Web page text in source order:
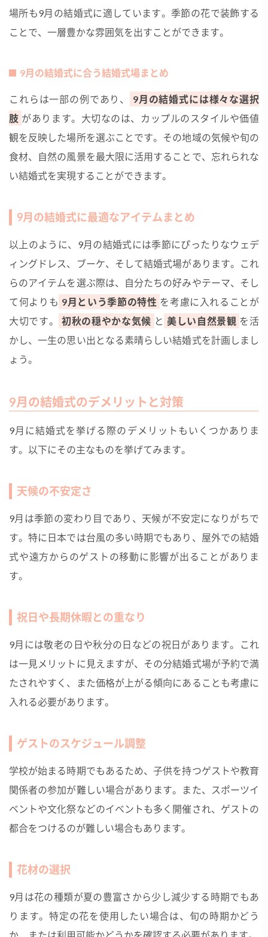
場所も9月の結婚式に適しています。季節の花で装飾する
ことで、一層豊かな雰囲気を出すことができます。
9月の結婚式に合う結婚式場まとめ
これらは一部の例であり、
9月の結婚式には様々な選択
肢 があります。大切なのは、カップルのスタイルや価値
観を反映した場所を選ぶことです。その地域の気候や旬の
食材、自然の風景を最大限に活用することで、忘れられな
い結婚式を実現することができます。
9月の結婚式に最適なアイテムまとめ
以上のように、9月の結婚式には季節にぴったりなウェデ
ィングドレス、ブーケ、そして結婚式場があります。これ
らのアイテムを選ぶ際は、自分たちの好みやテーマ、そし
て何よりも 9月という季節の特性 を考慮に入れることが
大切です。
初秋の穏やかな気候 と 美しい自然景観 を活
かし、一生の思い出となる素晴らしい結婚式を計画しまし
ょう。
9月の結婚式のデメリットと対策
9月に結婚式を挙げる際のデメリットもいくつかありま
す。以下にその主なものを挙げてみます。
天候の不安定さ
9月は季節の変わり目であり、天候が不安定になりがちで
す。特に日本では台風の多い時期でもあり、屋外での結婚
式や遠方からのゲストの移動に影響が出ることがありま
す。
祝日や長期休暇との重なり
9月には敬老の日や秋分の日などの祝日があります。これ
は一見メリットに見えますが、その分結婚式場が予約で満
たされやすく、また価格が上がる傾向にあることも考慮に
入れる必要があります。
ゲストのスケジュール調整
学校が始まる時期でもあるため、子供を持つゲストや教育
関係者の参加が難しい場合があります。また、スポーツイ
ベントや文化祭などのイベントも多く開催され、ゲストの
都合をつけるのが難しい場合もあります。
花材の選択
9月は花の種類が夏の豊富さから少し減少する時期でもあ
ります。特定の花を使用したい場合は、旬の時期かどう